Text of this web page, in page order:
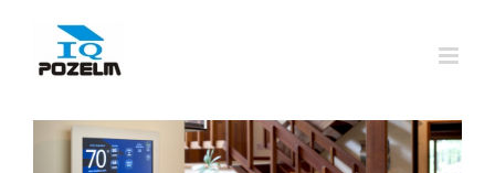
zawartości